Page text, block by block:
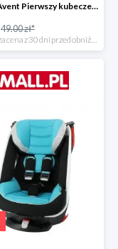
Philips Avent Pierwszy kubeczek 260 ml -20%
49.00 zł*
*najniższa cena z 30 dni przed obniżką